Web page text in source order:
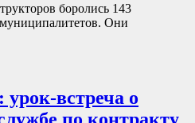
боролись 143
Они
встреча о